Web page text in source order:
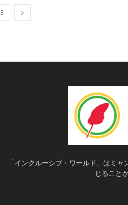
3
「インクルーシブ・ワールド」はミ
じること